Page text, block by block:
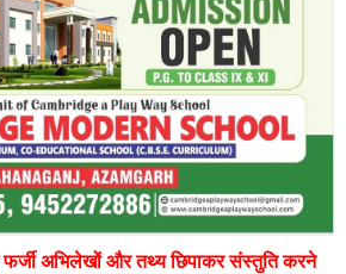
अभिलेखों और तथ्य छिपाकर संस्तुति करने